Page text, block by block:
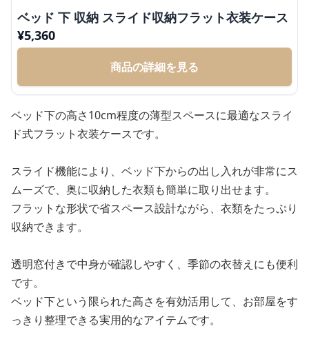
ベッド 下 収納 スライド収納フラット衣装ケース
¥5,360
商品の詳細を見る
ベッド下の高さ10cm程度の薄型スペースに最適なスライ
ド式フラット衣装ケースです。
スライド機能により、ベッド下からの出し入れが非常にス
ムーズで、奥に収納した衣類も簡単に取り出せます。
フラットな形状で省スペース設計ながら、衣類をたっぷり
収納できます。
透明窓付きで中身が確認しやすく、季節の衣替えにも便利
です。
ベッド下という限られた高さを有効活用して、お部屋をす
っきり整理できる実用的なアイテムです。